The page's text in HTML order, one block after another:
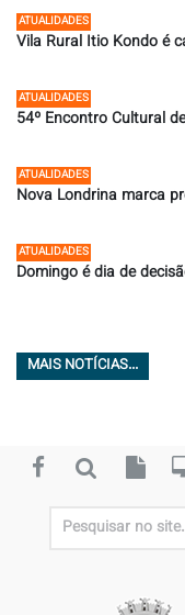
ATUALIDADES
Vila Rural Itio Kondo é
ATUALIDADES
54º Encontro Cultural
ATUALIDADES
Nova Londrina marca
ATUALIDADES
Domingo é dia de
MAIS NOTÍCIAS...